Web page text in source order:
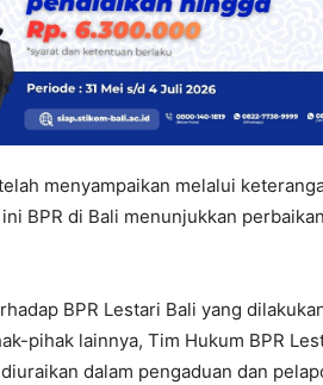
menyampaikan melalui
BPR di Bali menunjukkan
BPR Lestari Bali yang
pihak lainnya, Tim Hukum BPR
dalam pengaduan dan